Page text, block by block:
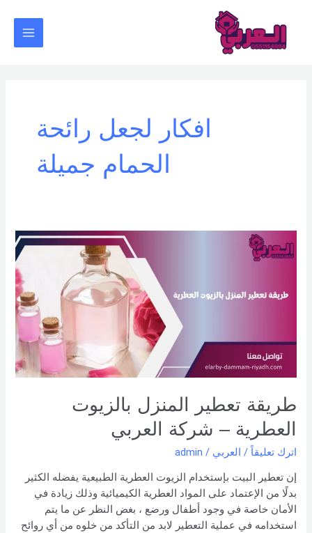
المحتوى
افكار لجعل رائحة
الحمام جميلة
طريقة تعطير المنزل بالزيوت
العطرية – شركة العربي
اترك تعليقاً / العربي /
admin
إن تعطير البيت بإستخدام الزيوت العطرية الطبيعية يفضله الكثير
بدلًا من الإعتماد على المواد العطرية الكيميائية وذلك زيادة في
الأمان خاصة في وجود أطفال ورضع ، بغض النظر عن ما يتم
استخدامه في عملية التعطير لابد من التأكد من خلوه من أي روائح
تعطير
العطرية